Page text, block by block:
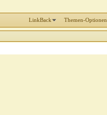
LinkBack Themen-Optionen